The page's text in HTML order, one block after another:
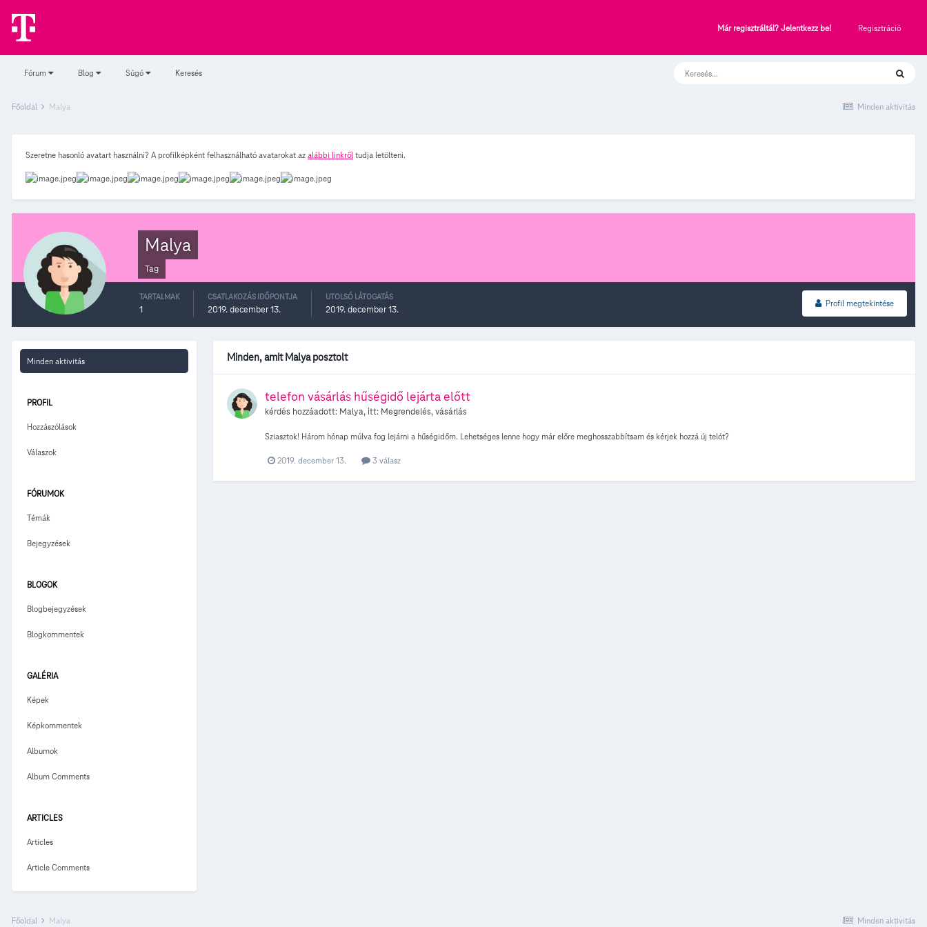
Már regisztráltál? Jelentkezz be! Regisztráció
Fórum Blog Súgó Keresés
Minden aktivitás
Főoldal Malya
Szeretne hasonló avatart használni? A profilképként felhasználható avatarokat az alábbi linkről tudja letölteni.
Malya
Tag
Profil megtekintése
TARTALMAK
1
CSATLAKOZÁS IDŐPONTJA
2019. december 13.
UTOLSÓ LÁTOGATÁS
2019. december 13.
Minden aktivitás
PROFIL
Hozzászólások
Válaszok
FÓRUMOK
Témák
Bejegyzések
BLOGOK
Blogbejegyzések
Blogkommentek
GALÉRIA
Képek
Képkommentek
Albumok
Album Comments
ARTICLES
Articles
Article Comments
Minden, amit Malya posztolt
telefon vásárlás hűségidő lejárta előtt
kérdés hozzáadott: Malya, itt: Megrendelés, vásárlás
Sziasztok! Három hónap múlva fog lejárni a hűségidőm. Lehetséges lenne hogy már előre meghosszabbítsam és kérjek hozzá új telót?
2019. december 13. 3 válasz
Minden aktivitás
Főoldal Malya